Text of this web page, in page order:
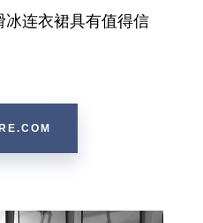
连衣裙具有值得信